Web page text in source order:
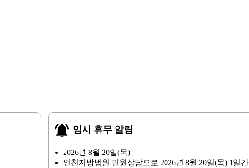
notifications_active 임시 휴무 알림
2026년 8월 20일(목)
인천지방법원 민원상담으로 2026년 8월 20일(목) 1일간